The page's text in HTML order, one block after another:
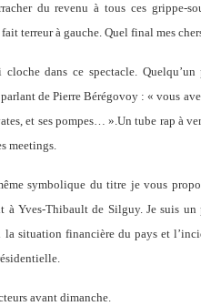
du revenu à tous ces grippe-
terreur à gauche. Quel final mes
dans ce spectacle.
de Pierre Bérégovoy : « vous
et ses pompes… ».Un tube rap à
meetings.
symbolique du titre je vous
à Yves-Thibault de Silguy. Je suis
situation financière du pays et
avant dimanche.